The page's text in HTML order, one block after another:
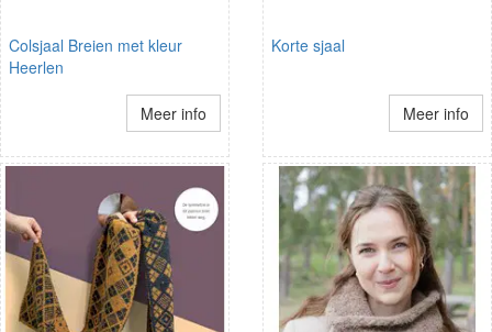
Colsjaal Breien met kleur
Heerlen
Meer info
Korte sjaal
Meer info